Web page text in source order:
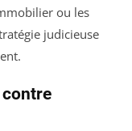
ou les
judicieuse